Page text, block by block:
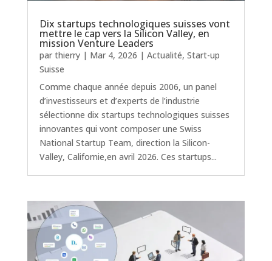
Dix startups technologiques suisses vont
mettre le cap vers la Silicon Valley, en
mission Venture Leaders
par thierry| Mar 4, 2026 | Actualité, Start-up
Suisse
Comme chaque année depuis 2006, un panel
d’investisseurs et d’experts de l’industrie
sélectionne dix startups technologiques suisses
innovantes qui vont composer une Swiss
National Startup Team, direction la Silicon-
Valley, Californie,en avril 2026. Ces startups...